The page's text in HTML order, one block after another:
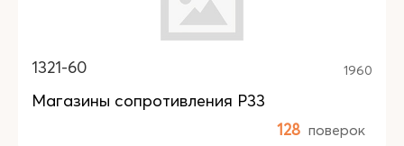
1321-60 1960
Магазины сопротивления Р33
128 поверок